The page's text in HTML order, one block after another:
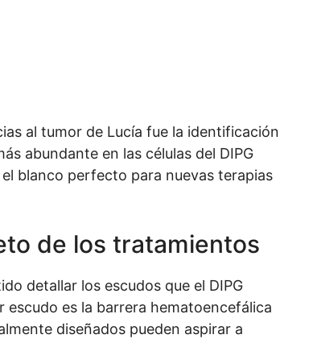
al tumor de Lucía fue la identificación
abundante en las células del DIPG
blanco perfecto para nuevas terapias
de los tratamientos
detallar los escudos que el DIPG
es la barrera hematoencefálica
diseñados pueden aspirar a